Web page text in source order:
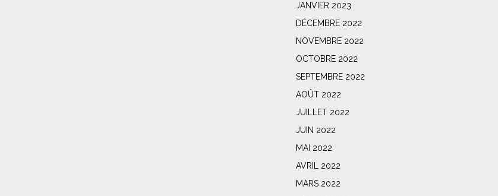
JANVIER 2023
DÉCEMBRE 2022
NOVEMBRE 2022
OCTOBRE 2022
SEPTEMBRE 2022
AOÛT 2022
JUILLET 2022
JUIN 2022
MAI 2022
AVRIL 2022
MARS 2022